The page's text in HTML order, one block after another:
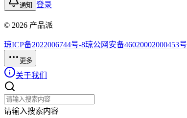
通知 登录
© 2026 产品派
琼ICP备2022006744号-8琼公网安备46020002000453号
更多
关于我们
请输入搜索内容